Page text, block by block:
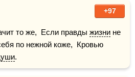
+97
то же,  Если правды жизни не
по нежной коже,  Кровью
.